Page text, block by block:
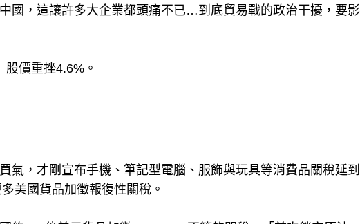
國，這讓許多大企業都頭痛不已…到底貿易戰的政治干擾，要影
價重挫4.6%。
氣，才剛宣布手機、筆記型電腦、服飾與玩具等消費品關稅延到
美國貨品加徵報復性關稅。